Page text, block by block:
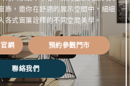
飾，邀你在舒適的展示空間中，細細
各式窗簾詮釋的不同空間美學。
網 預約參觀門市
聯絡我們